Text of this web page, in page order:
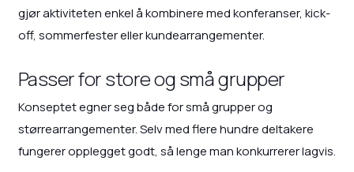
gjør aktiviteten enkel å kombinere med konferanser, kick-
off, sommerfester eller kundearrangementer.
Passer for store og små grupper
Konseptet egner seg både for små grupper og
størrearrangementer. Selv med flere hundre deltakere
fungerer opplegget godt, så lenge man konkurrerer lagvis.